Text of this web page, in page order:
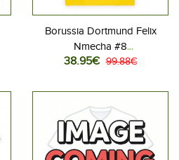
Borussia Dortmund Felix
Nmecha #8
Jalkapallovaatteet Kotipaita
38.95€ 99.88€